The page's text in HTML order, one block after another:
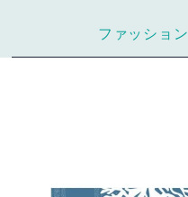
ファッション